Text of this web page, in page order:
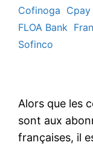
Cofinoga Cpay
FLOA Bank
Sofinco
Alors que les
sont aux
françaises, il